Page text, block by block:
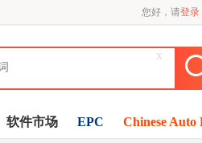
您好，请登录
x
软件市场 EPC Chinese Auto